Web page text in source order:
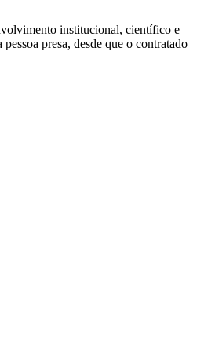
institucional, científico e
presa, desde que o contratado